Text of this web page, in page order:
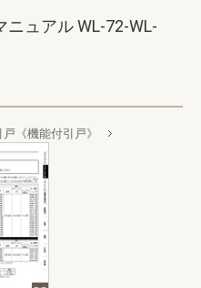
ニュアル WL-72-WL-
《機能付引戸》